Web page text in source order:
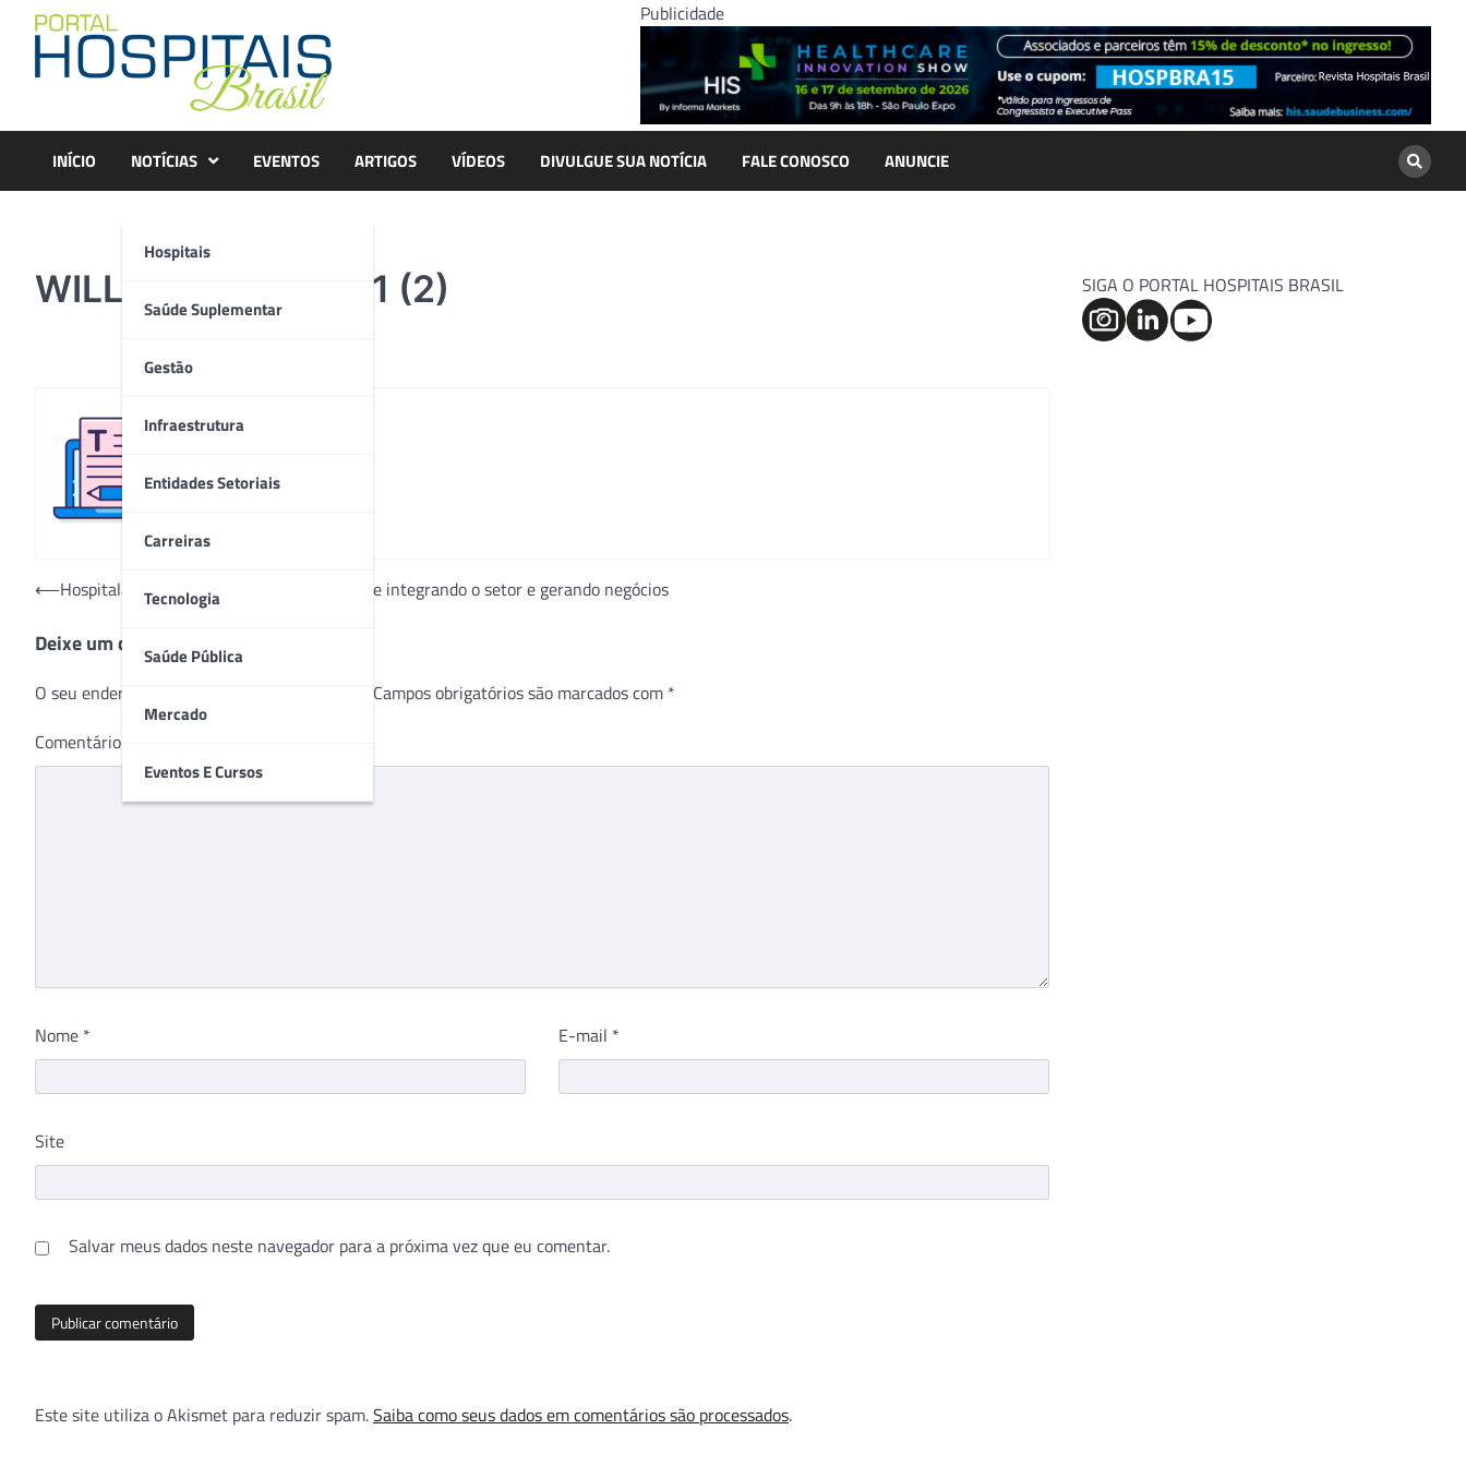
content
Publicidade
INÍCIO NOTÍCIAS
Hospitais
Saúde Suplementar
Gestão
Infraestrutura
Entidades Setoriais
Carreiras
Tecnologia
Saúde Pública
Mercado
Eventos E Cursos
EVENTOS ARTIGOS VÍDEOS DIVULGUE SUA NOTÍCIA FALE CONOSCO ANUNCIE
WILLIANS_LOPES01 (2)
Navegação
Post
⟵Hospitalar caminha para 27ª edição sempre integrando o setor e gerando negócios
Deixe um comentário
O seu endereço de e-mail não será publicado. Campos obrigatórios são marcados com *
Comentário
Nome * E-mail *
Site
Salvar meus dados neste navegador para a próxima vez que eu comentar.
Este site utiliza o Akismet para reduzir spam.Saiba como seus dados em comentários são processados.
SIGA O PORTAL HOSPITAIS BRASIL